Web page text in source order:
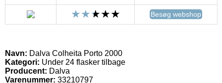
Besøg webshop
Navn: Dalva Colheita Porto 2000
Kategori: Under 24 flasker tilbage
Producent: Dalva
Varenummer: 33210797